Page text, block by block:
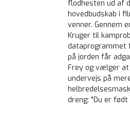
flodhesten ud af
hovedbudskab i
venner. Gennem
Kruger til
dataprogrammet
på jorden får
Frey og vælger at
undervejs på
dreng: "Du er